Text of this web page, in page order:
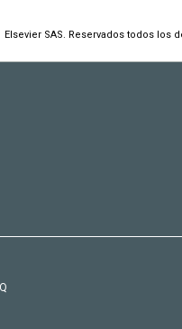
Elsevier SAS. Reservados todos los